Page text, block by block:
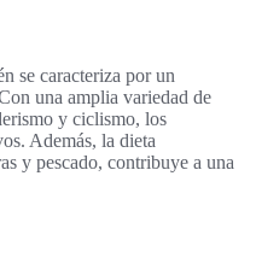
se caracteriza por un
una amplia variedad de
y ciclismo, los
Además, la dieta
y pescado, contribuye a una